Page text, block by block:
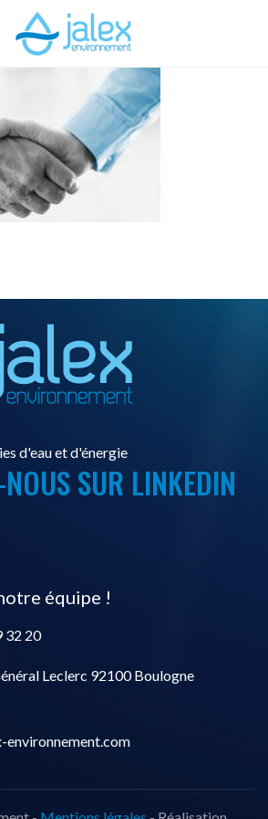
d'eau et d'énergie
SUR LINKEDIN
équipe !
32 20
Leclerc 92100 Boulogne
environnement.com